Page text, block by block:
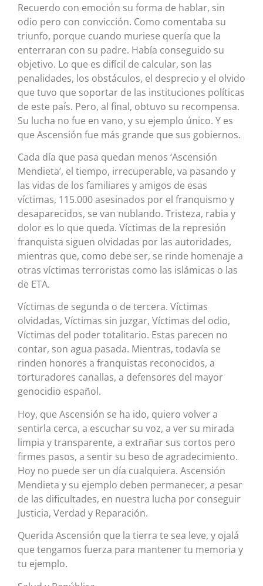
Recuerdo con emoción su forma de hablar, sin
odio pero con convicción. Como comentaba su
triunfo, porque cuando muriese quería que la
enterraran con su padre. Había conseguido su
objetivo. Lo que es difícil de calcular, son las
penalidades, los obstáculos, el desprecio y el olvido
que tuvo que soportar de las instituciones políticas
de este país. Pero, al final, obtuvo su recompensa.
Su lucha no fue en vano, y su ejemplo único. Y es
que Ascensión fue más grande que sus gobiernos.
Cada día que pasa quedan menos ‘Ascensión
Mendieta’, el tiempo, irrecuperable, va pasando y
las vidas de los familiares y amigos de esas
víctimas, 115.000 asesinados por el franquismo y
desaparecidos, se van nublando. Tristeza, rabia y
dolor es lo que queda. Víctimas de la represión
franquista siguen olvidadas por las autoridades,
mientras que, como debe ser, se rinde homenaje a
otras víctimas terroristas como las islámicas o las
de ETA.
Víctimas de segunda o de tercera. Víctimas
olvidadas, Víctimas sin juzgar, Víctimas del odio,
Víctimas del poder totalitario. Estas parecen no
contar, son agua pasada. Mientras, todavía se
rinden honores a franquistas reconocidos, a
torturadores canallas, a defensores del mayor
genocidio español.
Hoy, que Ascensión se ha ido, quiero volver a
sentirla cerca, a escuchar su voz, a ver su mirada
limpia y transparente, a extrañar sus cortos pero
firmes pasos, a sentir su beso de agradecimiento.
Hoy no puede ser un día cualquiera. Ascensión
Mendieta y su ejemplo deben permanecer, a pesar
de las dificultades, en nuestra lucha por conseguir
Justicia, Verdad y Reparación.
Querida Ascensión que la tierra te sea leve, y ojalá
que tengamos fuerza para mantener tu memoria y
tu ejemplo.